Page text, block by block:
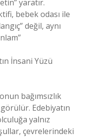
yaratır.
bebek odası ile
değil, aynı
İnsani Yüzü
bağımsızlık
Edebiyatın
yalnız
çevrelerindeki